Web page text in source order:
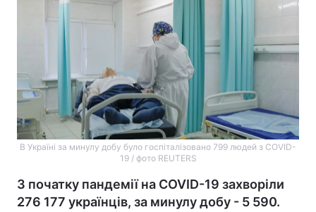
В Україні за минулу добу було госпіталізовано 799 людей з COVID-
19 / фото REUTERS
З початку пандемії на COVID-19 захворіли
276 177 українців, за минулу добу - 5 590.